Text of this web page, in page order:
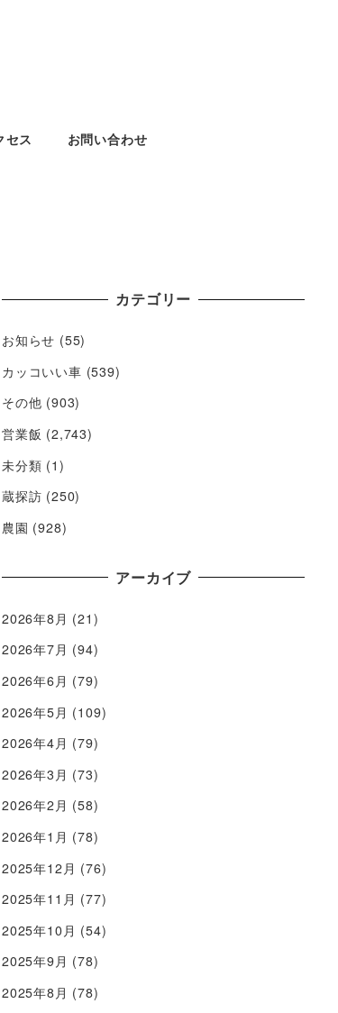
セス お問い合わせ
カテゴリー
お知らせ (55)
カッコいい車 (539)
その他 (903)
営業飯 (2,743)
未分類 (1)
蔵探訪 (250)
農園 (928)
アーカイブ
2026年8月 (21)
2026年7月 (94)
2026年6月 (79)
2026年5月 (109)
2026年4月 (79)
2026年3月 (73)
2026年2月 (58)
2026年1月 (78)
2025年12月 (76)
2025年11月 (77)
2025年10月 (54)
2025年9月 (78)
2025年8月 (78)